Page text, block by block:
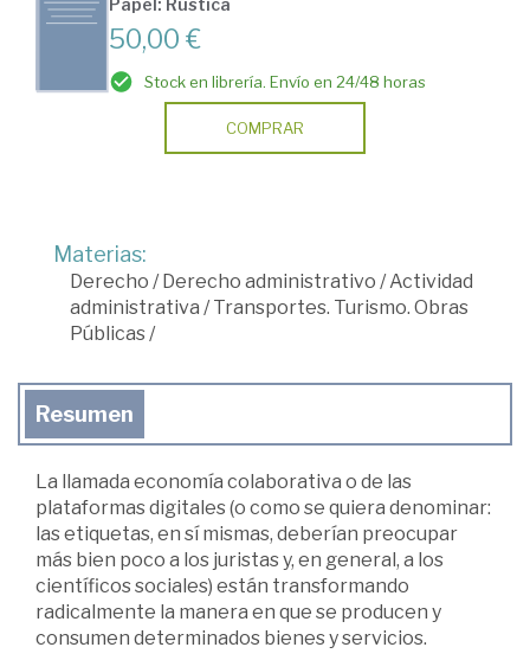
50,00 €
Stock en librería. Envío en 24/48 horas
COMPRAR
Materias:
Derecho /Derecho administrativo /Actividad
administrativa /Transportes. Turismo. Obras
Públicas /
Resumen
La llamada economía colaborativa o de las
plataformas digitales (o como se quiera denominar:
las etiquetas, en sí mismas, deberían preocupar
más bien poco a los juristas y, en general, a los
científicos sociales) están transformando
radicalmente la manera en que se producen y
consumen determinados bienes y servicios.